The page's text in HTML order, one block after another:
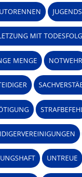
MIT
MENGE NOTWEHR
STRAFBEFEHL
UNTREUE